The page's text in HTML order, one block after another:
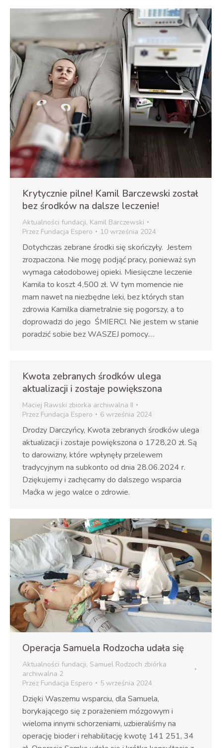
Krytycznie pilne! Kamil Barczewski został
bez środków na dalsze leczenie!
Aktualności fundacji, Kamil Barczewski
Przez Fundacja Espero 10 września 2024
Dotychczas zebrane środki się skończyły. Jestem
zrozpaczona. Nie mogę podjąć pracy, ponieważ syn
wymaga całodobowej opieki. Miesięczne leczenie
Kamila to koszt 4,500 zł. W tym momencie nie
mam nawet na niezbędne leki, bez których stan
zdrowia Kamilka diametralnie się pogorszy, a to
doprowadzi do jego ŚMIERCI. Nie jestem w stanie
poradzić sobie bez WASZEJ pomocy.…
Kwota zebranych środków ulega
aktualizacji i zostaje powiększona
Maciej Rawski zbiorka archiwalna II
Przez Fundacja Espero 6 września 2024
Drodzy Darczyńcy, Kwota zebranych środków ulega
aktualizacji i zostaje powiększona o 1728,20 zł. Są
to darowizny, które wpłynęły przelewem
tradycyjnym na subkonto od dnia 28.06.2024 r.
Dziękujemy i zachęcamy do dalszego wsparcia
Maćka w jego walce o zdrowie.
Operacja Samuela Rodzocha udała się
Aktualności fundacji, Samuel Rodzoch zbiórka
archiwalna 2
Przez Fundacja Espero 5 września 2024
Dzięki Waszemu wsparciu, dla Samuela,
borykającego się z porażeniem mózgowym i
wieloma innymi schorzeniami, uzbieraliśmy na
operację bioder i rehabilitację kwotę 141 251, 34